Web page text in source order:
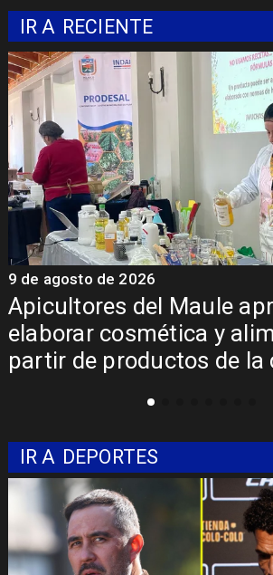
IR A RECIENTE
Álvarez-Salamanca
inversión regional en el
obras de la
9 de agosto de 2026
IR A DEPORTES